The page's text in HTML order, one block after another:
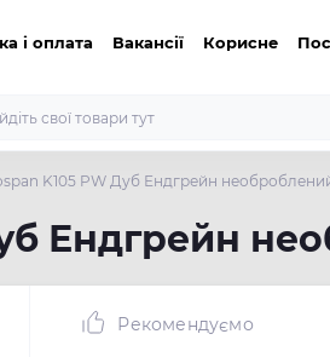
і оплата Вакансії Корисне
K105 PW Дуб Ендгрейн
Ендгрейн
Рекомендуємо